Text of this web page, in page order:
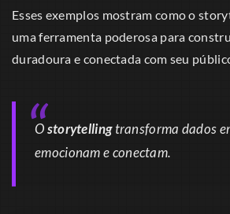
Esses exemplos mostram como o
uma ferramenta poderosa para
duradoura e conectada com seu
Ostorytellingtransforma dados
emocionam e conectam.